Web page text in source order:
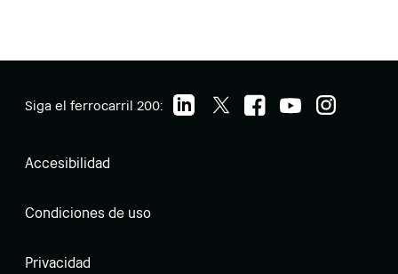
Siga el ferrocarril 200:
Accesibilidad
Condiciones de uso
Privacidad